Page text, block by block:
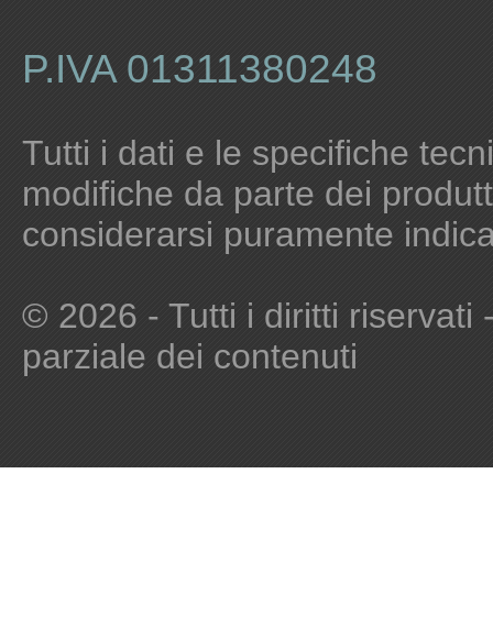
P.IVA 01311380248
Tutti i dati e le specifiche
modifiche da parte dei
considerarsi puramente
© 2026 - Tutti i diritti riservati
parziale dei contenuti